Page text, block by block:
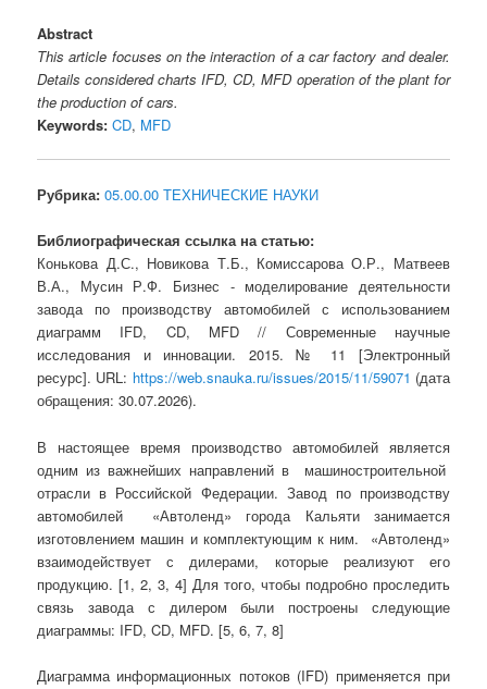
Abstract
This article focuses on the interaction of a car factory and dealer.
Details considered charts IFD, CD, MFD operation of the plant for
the production of cars.
Keywords: CD, MFD
Рубрика: 05.00.00 ТЕХНИЧЕСКИЕ НАУКИ
Библиографическая ссылка на статью:
Конькова Д.С., Новикова Т.Б., Комиссарова О.Р., Матвеев
В.А., Мусин Р.Ф. Бизнес - моделирование деятельности
завода по производству автомобилей с использованием
диаграмм IFD, CD, MFD // Современные научные
исследования и инновации. 2015. № 11 [Электронный
ресурс]. URL: https://web.snauka.ru/issues/2015/11/59071 (дата
обращения: 30.07.2026).
В настоящее время производство автомобилей является
одним из важнейших направлений в машиностроительной
отрасли в Российской Федерации. Завод по производству
автомобилей «Автоленд» города Кальяти занимается
изготовлением машин и комплектующим к ним. «Автоленд»
взаимодействует с дилерами, которые реализуют его
продукцию. [1, 2, 3, 4] Для того, чтобы подробно проследить
связь завода с дилером были построены следующие
диаграммы: IFD, CD, MFD. [5, 6, 7, 8]
Диаграмма информационных потоков (IFD) применяется при